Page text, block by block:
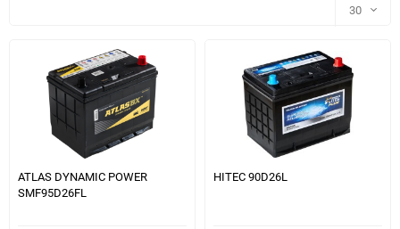
30
30
60
90
ATLAS DYNAMIC POWER
SMF95D26FL
HITEC 90D26L